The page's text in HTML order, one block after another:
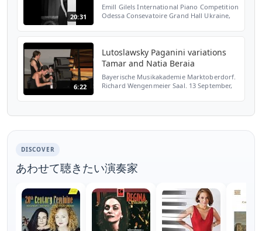
20:31
Emill Gilels International Piano Competition
Odessa Consevatoire Grand Hall Ukraine,
6:22
Lutoslawsky Paganini variations
Tamar and Natia Beraia
Bayerische Musikakademie Marktoberdorf.
Richard Wengenmeier Saal. 13 September,
DISCOVER
あわせて聴きたい演奏家